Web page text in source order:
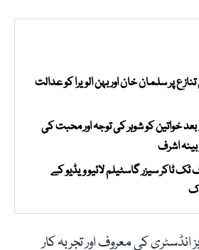
پر سلمان خان اور بہن الویرا کو عدالت
خواتین کو شوہر کی توجہ اور محبت کی
اشرف
ٹاکر سیزر گاسٹیلم لائیو ویڈیو کے
کی معروف اور تجربہ کار